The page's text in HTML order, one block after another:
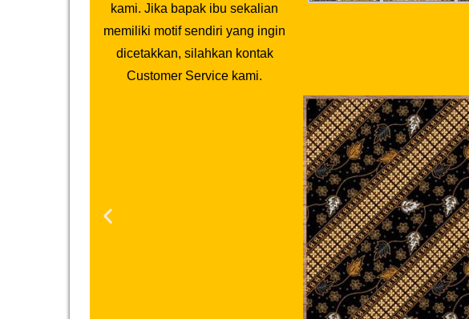
kami. Jika bapak ibu sekalian
memiliki motif sendiri yang ingin
dicetakkan, silahkan kontak
Customer Service kami.